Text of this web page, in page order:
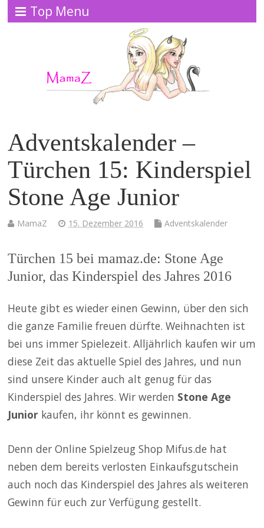
Top Menu
Adventskalender –
Türchen 15: Kinderspiel
Stone Age Junior
MamaZ 15. Dezember 2016 Adventskalender
Türchen 15 bei mamaz.de: Stone Age
Junior, das Kinderspiel des Jahres 2016
Heute gibt es wieder einen Gewinn, über den sich
die ganze Familie freuen dürfte. Weihnachten ist
bei uns immer Spielezeit. Alljährlich kaufen wir um
diese Zeit das aktuelle Spiel des Jahres, und nun
sind unsere Kinder auch alt genug für das
Kinderspiel des Jahres. Wir werden Stone Age
Junior kaufen, ihr könnt es gewinnen.
Denn der Online Spielzeug Shop Mifus.de hat
neben dem bereits verlosten Einkaufsgutschein
auch noch das Kinderspiel des Jahres als weiteren
Gewinn für euch zur Verfügung gestellt.